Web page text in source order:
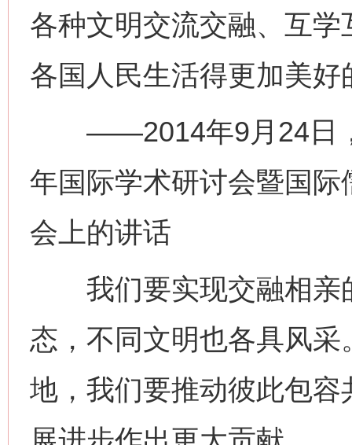
各种文明交流交融、互
各国人民生活得更加美好
——2014年9月24日，
年国际学术研讨会暨国
会上的讲话
我们要实现交融相亲
态，不同文明也各具风
地，我们要推动彼此包